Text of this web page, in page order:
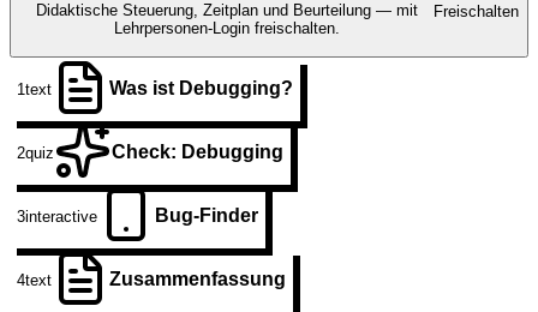
Didaktische Steuerung, Zeitplan und Beurteilung — mit
Lehrpersonen-Login freischalten.
Freischalten
1text Was ist Debugging?
2quiz Check: Debugging
3interactive Bug-Finder
4text Zusammenfassung